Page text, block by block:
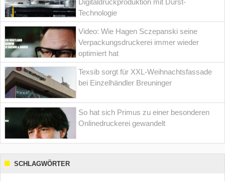
Digitaldruckproduktion mit Durst-
Technologie
Video: Wie Hagen Sczepanski seine
Verpackungsdruckerei immer wieder
optimiert hat
Texsib sorgt für XXL-Weihnachtsfassade
bei Einzelhändler Breuninger
So hat sich Primus zu einer besonderen
Onlinedruckerei gewandelt
SCHLAGWÖRTER